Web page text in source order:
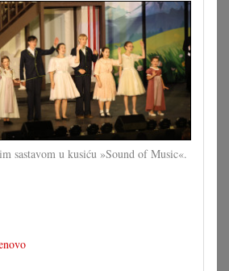
sastavom u kusiću »Sound of Music«.